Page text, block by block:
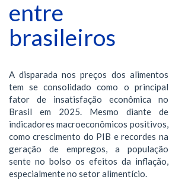
entre
brasileiros
A disparada nos preços dos alimentos
tem se consolidado como o principal
fator de insatisfação econômica no
Brasil em 2025. Mesmo diante de
indicadores macroeconômicos positivos,
como crescimento do PIB e recordes na
geração de empregos, a população
sente no bolso os efeitos da inflação,
especialmente no setor alimentício.